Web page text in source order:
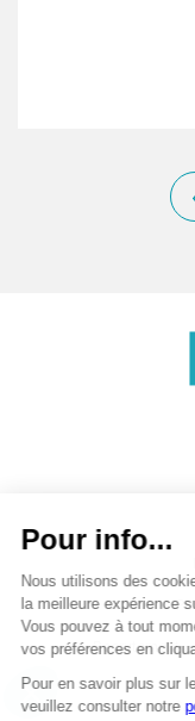
INNOVATION & INFORMATIONRecrutement
©2026 .